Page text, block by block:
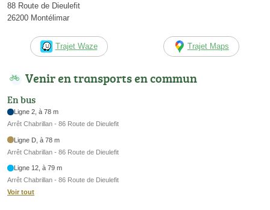
88 Route de Dieulefit
26200 Montélimar
Trajet Waze Trajet Maps
Venir en transports en commun
En bus
Ligne 2, à 78 m
Arrêt Chabrillan - 86 Route de Dieulefit
Ligne D, à 78 m
Arrêt Chabrillan - 86 Route de Dieulefit
Ligne 12, à 79 m
Arrêt Chabrillan - 86 Route de Dieulefit
Voir tout